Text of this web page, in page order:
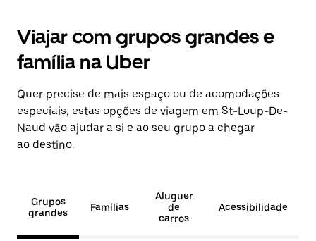
Viajar com grupos grandes e
família na Uber
Quer precise de mais espaço ou de acomodações
especiais, estas opções de viagem em St-Loup-De-
Naud vão ajudar a si e ao seu grupo a chegar
ao destino.
Grupos
grandes
Famílias
Aluguer
de
carros
Acessibilidade